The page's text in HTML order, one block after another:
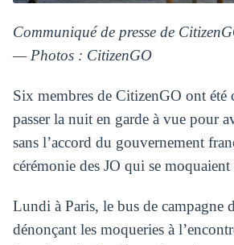
Communiqué de presse de
— Photos : CitizenGO
Six membres de CitizenGO ont été
passer la nuit en garde à vue pour
sans l’accord du gouvernement
cérémonie des JO qui se
Lundi à Paris, le bus de campagne
dénonçant les moqueries à